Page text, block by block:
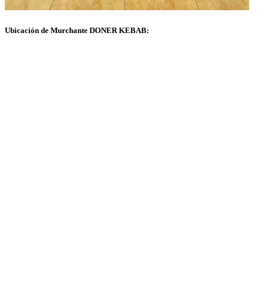
Ubicación de Murchante DONER KEBAB: